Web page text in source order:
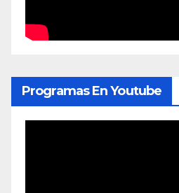
Programas En Youtube